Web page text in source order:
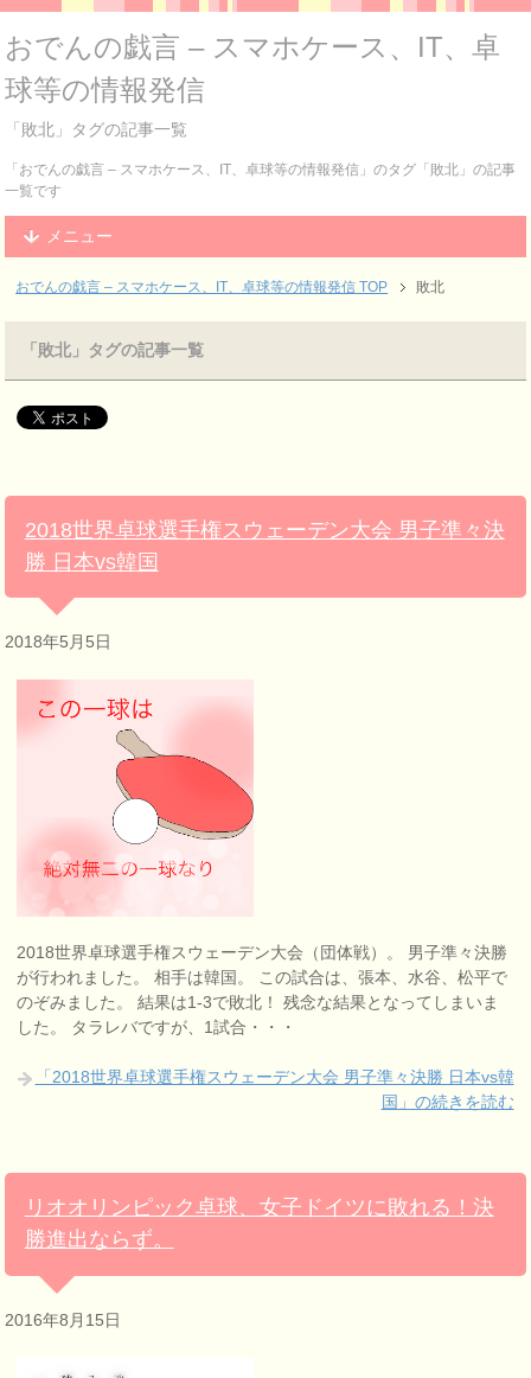
おでんの戯言 – スマホケース、IT、卓
球等の情報発信
「敗北」タグの記事一覧
「おでんの戯言 – スマホケース、IT、卓球等の情報発信」のタグ「敗北」の記事
一覧です
メニュー
おでんの戯言 – スマホケース、IT、卓球等の情報発信 TOP 敗北
「敗北」タグの記事一覧
2018世界卓球選手権スウェーデン大会 男子準々決
勝 日本vs韓国
2018年5月5日
2018世界卓球選手権スウェーデン大会（団体戦）。 男子準々決勝
が行われました。 相手は韓国。 この試合は、張本、水谷、松平で
のぞみました。 結果は1-3で敗北！ 残念な結果となってしまいま
した。 タラレバですが、1試合・・・
「2018世界卓球選手権スウェーデン大会 男子準々決勝 日本vs韓
国」の続きを読む
リオオリンピック卓球、女子ドイツに敗れる！決
勝進出ならず。
2016年8月15日